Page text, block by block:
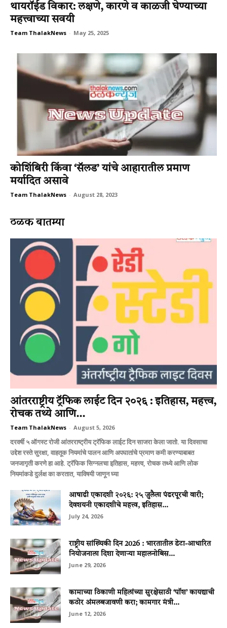
थायरॉईड विकार: लक्षणे, कारणे व काळजी घेण्याच्या
महत्त्वाच्या सवयी
Team ThalakNews - May 25, 2025
कोशिंबिरी किंवा ‘सॅलड’ यांचे आहारातील प्रमाण
मर्यादित असावे
Team ThalakNews - August 28, 2023
ठळक बातम्या
आंतरराष्ट्रीय ट्रॅफिक लाईट दिन २०२६ : इतिहास, महत्त्व,
रोचक तथ्ये आणि...
Team ThalakNews - August 5, 2026
दरवर्षी ५ ऑगस्ट रोजी आंतरराष्ट्रीय ट्रॅफिक लाईट दिन साजरा केला जातो. या दिवसाचा
उद्देश रस्ते सुरक्षा, वाहतूक नियमांचे पालन आणि अपघातांचे प्रमाण कमी करण्याबाबत
जनजागृती करणे हा आहे. ट्रॅफिक सिग्नलचा इतिहास, महत्त्व, रोचक तथ्ये आणि लोक
नियमांकडे दुर्लक्ष का करतात, याविषयी जाणून घ्या
आषाढी एकादशी २०२६: २५ जुलैला पंढरपूरची वारी;
देवशयनी एकादशीचे महत्त्व, इतिहास...
July 24, 2026
राष्ट्रीय सांख्यिकी दिन 2026 : भारतातील डेटा-आधारित
नियोजनाला दिशा देणाऱ्या महालनोबिस...
June 29, 2026
कामाच्या ठिकाणी महिलांच्या सुरक्षेसाठी ‘पॉश’ कायद्याची
कठोर अंमलबजावणी करा; कामगार मंत्री...
June 12, 2026